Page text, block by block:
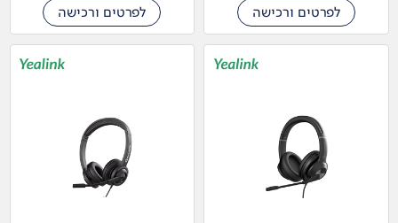
לפרטים ורכישה לפרטים ורכישה